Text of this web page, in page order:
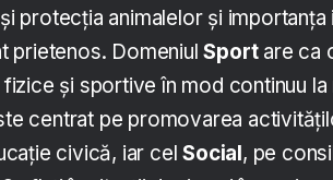
protecția animalelor și
prietenos. DomeniulSportare ca
și sportive în mod continuu la
centrat pe promovarea
civică, iar celSocial, pe